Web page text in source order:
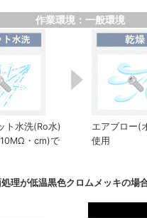
作業環境：一般環境
ト水洗(Ro水)
・cm)で
エアブロー(
使用
理が低温黒色クロムメッキの場